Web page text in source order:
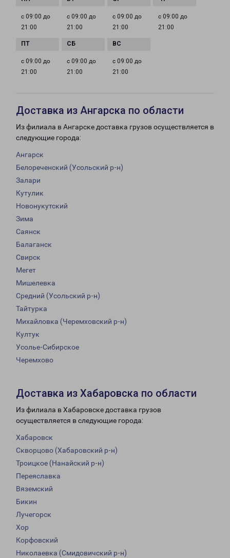
с 09:00 до
21:00
с 09:00 до
21:00
с 09:00 до
21:00
с 09:00 до
21:00
с 09:00 до
21:00
с 09:00 до
21:00
с 09:00 до
21:00
Доставка из Ангарска по области
Из филиала в Ангарске доставка грузов осуществляется в
следующие города:
Ангарск
Белореченский (Усольский р-н)
Залари
Кутулик
Новонукутский
Зима
Саянск
Балаганск
Свирск
Мегет
Мишелевка
Средний (Усольский р-н)
Тайтурка
Михайловка (Черемховский р-н)
Култук
Усолье-Сибирское
Черемхово
Доставка из Хабаровска по области
Из филиала в Хабаровске доставка грузов
осуществляется в следующие города:
Хабаровск
Скворцово (Хабаровский р-н)
Троицкое (Нанайский р-н)
Переяславка
Вяземский
Бикин
Лучегорск
Хор
Корфовский
Николаевка (Смидовичский р-н)